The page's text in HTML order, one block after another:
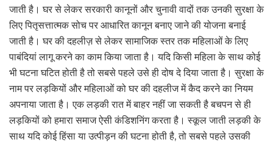
जाती है। घर से लेकर सरकारी कानूनों और चुनावी वादों तक उनकी सुरक्षा के
लिए पितृसत्तात्मक सोच पर आधारित कानून बनाए जाने की योजना बनाई
जाती है। घर की दहलीज़ से लेकर सामाजिक स्तर तक महिलाओं के लिए
पाबंदियां लागू करने का काम किया जाता है। यदि किसी महिला के साथ कोई
भी घटना घटित होती है तो सबसे पहले उसे ही दोष दे दिया जाता है। सुरक्षा के
नाम पर लड़कियों और महिलाओं को घर की दहलीज में कैद करने का नियम
अपनाया जाता है। एक लड़की रात में बाहर नहीं जा सकती है बचपन से ही
लड़कियों को हमारा समाज ऐसी कंडिशनिंग करता है। स्कूल जाती लड़की के
साथ यदि कोई हिंसा या उत्पीड़न की घटना होती है, तो सबसे पहले उसकी